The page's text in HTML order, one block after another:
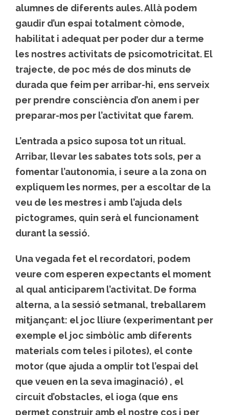
alumnes de diferents aules. Allà podem
gaudir d’un espai totalment còmode,
habilitat i adequat per poder dur a terme
les nostres activitats de psicomotricitat. El
trajecte, de poc més de dos minuts de
durada que feim per arribar-hi, ens serveix
per prendre consciència d’on anem i per
preparar-mos per l’activitat que farem.
L’entrada a psico suposa tot un ritual.
Arribar, llevar les sabates tots sols, per a
fomentar l’autonomia, i seure a la zona on
expliquem les normes, per a escoltar de la
veu de les mestres i amb l’ajuda dels
pictogrames, quin serà el funcionament
durant la sessió.
Una vegada fet el recordatori, podem
veure com esperen expectants el moment
al qual anticiparem l’activitat. De forma
alterna, a la sessió setmanal, treballarem
mitjançant: el joc lliure (experimentant per
exemple el joc simbòlic amb diferents
materials com teles i pilotes), el conte
motor (que ajuda a omplir tot l’espai del
que veuen en la seva imaginació) , el
circuit d’obstacles, el ioga (que ens
permet construir amb el nostre cos i per